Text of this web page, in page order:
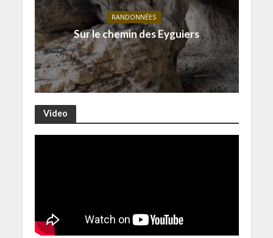
RANDONNÉES
Sur le chemin des Eyguiers
Video